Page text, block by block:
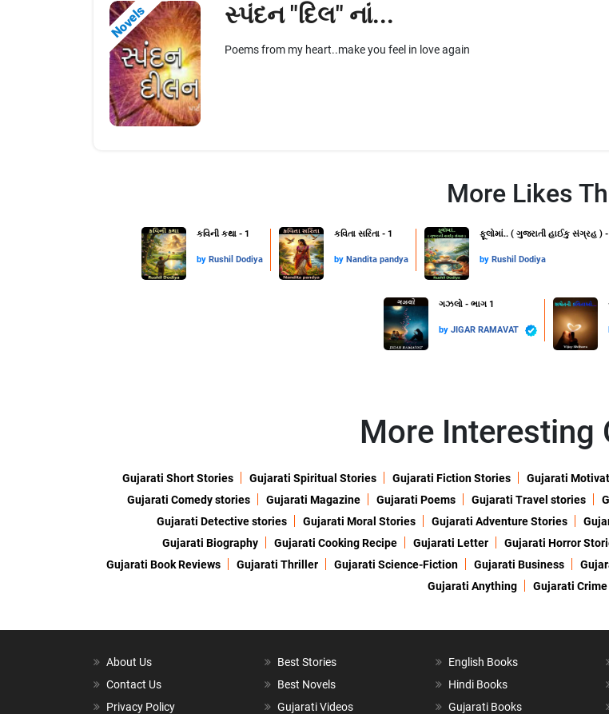
Novels સ્પંદન "દિલ" નાં...
Poems from my heart..make you feel in love again
More Likes
કવિની કથા - 1
by Rushil Dodiya
કવિતા સરિતા - 1
by Nandita pandya
ફૂલોમાં.. ( ગુજરાતી હાઈકુ સંગ્રહ ) -
by Rushil Dodiya
ગઝલો - ભાગ 1
by JIGAR RAMAVAT
More Interesting
Gujarati Short Stories Gujarati Spiritual Stories Gujarati Fiction Stories Gujarati
Gujarati Comedy stories
Gujarati Magazine Gujarati Poems Gujarati Travel stories
Gujarati Detective stories
Gujarati Moral Stories Gujarati Adventure Stories
Gujarati Biography
Gujarati Cooking Recipe Gujarati Letter Gujarati Horror
Gujarati Book Reviews
Gujarati Thriller Gujarati Science-Fiction Gujarati Business
Gujarati Anything
Gujarati
About Us
Contact Us
Privacy Policy
Best Stories
Best Novels
Gujarati Videos
English Books
Hindi Books
Gujarati Books